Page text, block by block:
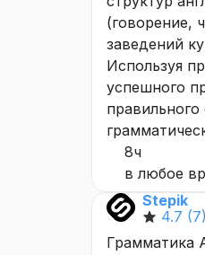
(говорение,
заведений
Используя
успешного
8ч
в любое
Stepik
4.7 (7)
Грамматика